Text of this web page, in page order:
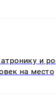
и
на место